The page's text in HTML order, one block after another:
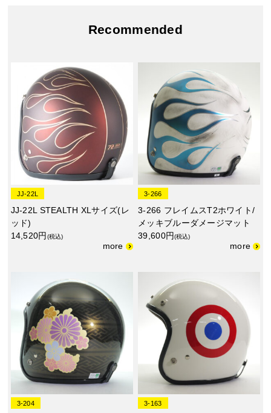
Recommended
JJ-22L
JJ-22L STEALTH XLサイズ(レ
ッド)
14,520円 (税込)
3-266
3-266 フレイムスT2ホワイト/
メッキブルーダメージマット
39,600円(税込)
3-204 3-163